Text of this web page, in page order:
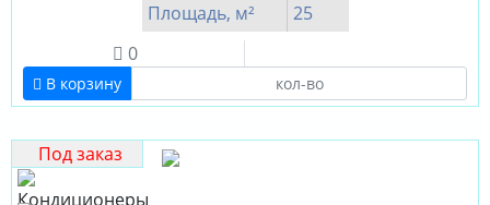
Площадь, м²
25
0
В корзину
Под заказ